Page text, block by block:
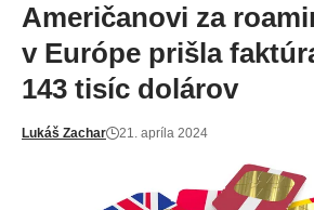
Američanovi za
v Európe prišla
143 tisíc dolárov
Lukáš Zachar 21. apríla 2024